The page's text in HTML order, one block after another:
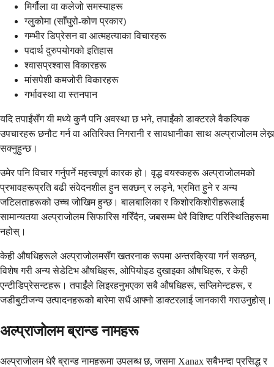
मिर्गौला वा कलेजो समस्याहरू
ग्लुकोमा (साँघुरो-कोण प्रकार)
गम्भीर डिप्रेसन वा आत्महत्याका विचारहरू
पदार्थ दुरुपयोगको इतिहास
श्वासप्रश्वास विकारहरू
मांसपेशी कमजोरी विकारहरू
गर्भावस्था वा स्तनपान
यदि तपाईंसँग यी मध्ये कुनै पनि अवस्था छ भने, तपाईंको डाक्टरले वैकल्पिक
उपचारहरू छनौट गर्न वा अतिरिक्त निगरानी र सावधानीका साथ अल्प्राजोलम लेख्न
सक्नुहुन्छ।
उमेर पनि विचार गर्नुपर्ने महत्त्वपूर्ण कारक हो। वृद्ध वयस्कहरू अल्प्राजोलमको
प्रभावहरूप्रति बढी संवेदनशील हुन सक्छन् र लड्ने, भ्रमित हुने र अन्य
जटिलताहरूको उच्च जोखिम हुन्छ। बालबालिका र किशोरकिशोरीहरूलाई
सामान्यतया अल्प्राजोलम सिफारिस गरिँदैन, जबसम्म धेरै विशिष्ट परिस्थितिहरूमा
नहोस्।
केही औषधिहरूले अल्प्राजोलमसँग खतरनाक रूपमा अन्तरक्रिया गर्न सक्छन्,
विशेष गरी अन्य सेडेटिभ औषधिहरू, ओपियोइड दुखाइका औषधिहरू, र केही
एन्टीडिप्रेसन्टहरू। तपाईंले लिइरहनुभएका सबै औषधिहरू, सप्लिमेन्टहरू, र
जडीबुटीजन्य उत्पादनहरूको बारेमा सधैं आफ्नो डाक्टरलाई जानकारी गराउनुहोस्।
अल्प्राजोलम ब्रान्ड नामहरू
अल्प्राजोलम धेरै ब्रान्ड नामहरूमा उपलब्ध छ, जसमा Xanax सबैभन्दा प्रसिद्ध र